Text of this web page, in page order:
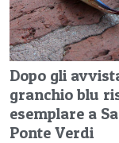
Dopo gli
granchio blu
esemplare a
Ponte Verdi